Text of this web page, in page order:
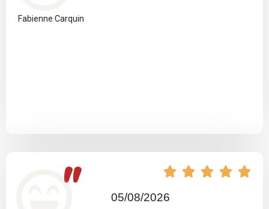
Fabienne Carquin
    
" 05/08/2026